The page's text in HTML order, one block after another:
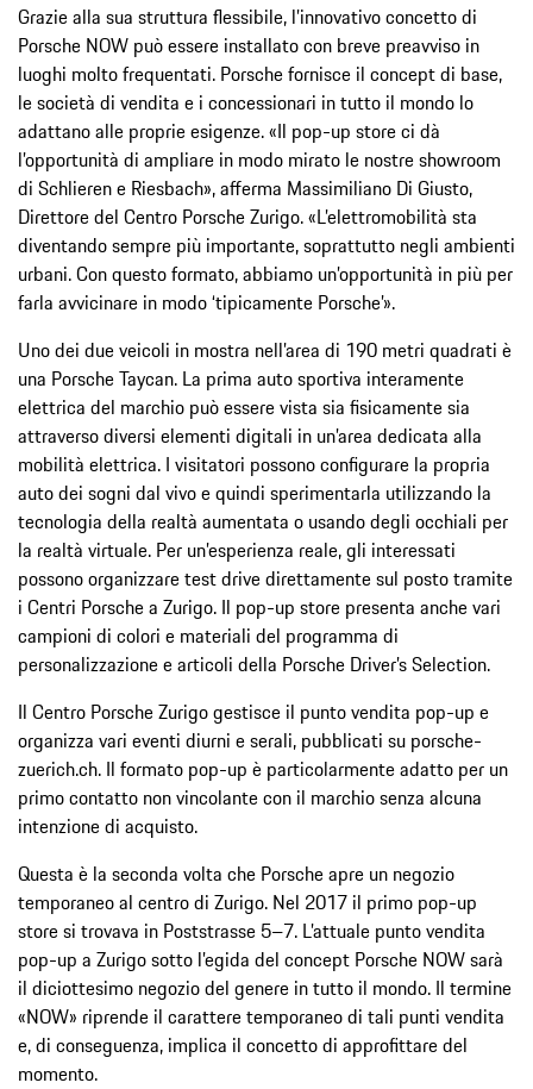
Grazie alla sua struttura flessibile, l’innovativo concetto di
Porsche NOW può essere installato con breve preavviso in
luoghi molto frequentati. Porsche fornisce il concept di base,
le società di vendita e i concessionari in tutto il mondo lo
adattano alle proprie esigenze. «Il pop-up store ci dà
l’opportunità di ampliare in modo mirato le nostre showroom
di Schlieren e Riesbach», afferma Massimiliano Di Giusto,
Direttore del Centro Porsche Zurigo. «L’elettromobilità sta
diventando sempre più importante, soprattutto negli ambienti
urbani. Con questo formato, abbiamo un’opportunità in più per
farla avvicinare in modo ‘tipicamente Porsche’».
Uno dei due veicoli in mostra nell’area di 190 metri quadrati è
una Porsche Taycan. La prima auto sportiva interamente
elettrica del marchio può essere vista sia fisicamente sia
attraverso diversi elementi digitali in un’area dedicata alla
mobilità elettrica. I visitatori possono configurare la propria
auto dei sogni dal vivo e quindi sperimentarla utilizzando la
tecnologia della realtà aumentata o usando degli occhiali per
la realtà virtuale. Per un’esperienza reale, gli interessati
possono organizzare test drive direttamente sul posto tramite
i Centri Porsche a Zurigo. Il pop-up store presenta anche vari
campioni di colori e materiali del programma di
personalizzazione e articoli della Porsche Driver’s Selection.
Il Centro Porsche Zurigo gestisce il punto vendita pop-up e
organizza vari eventi diurni e serali, pubblicati su porsche-
zuerich.ch. Il formato pop-up è particolarmente adatto per un
primo contatto non vincolante con il marchio senza alcuna
intenzione di acquisto.
Questa è la seconda volta che Porsche apre un negozio
temporaneo al centro di Zurigo. Nel 2017 il primo pop-up
store si trovava in Poststrasse 5–7. L’attuale punto vendita
pop-up a Zurigo sotto l’egida del concept Porsche NOW sarà
il diciottesimo negozio del genere in tutto il mondo. Il termine
«NOW» riprende il carattere temporaneo di tali punti vendita
e, di conseguenza, implica il concetto di approfittare del
momento.